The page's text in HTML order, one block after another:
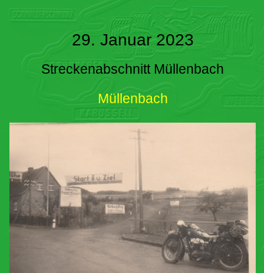
29. Januar 2023
Streckenabschnitt Müllenbach
Müllenbach